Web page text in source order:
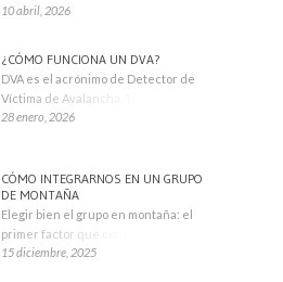
10 abril, 2026
¿CÓMO FUNCIONA UN DVA?
DVA es el acrónimo de Detector de
Víctima de Avalancha. También se
28 enero, 2026
CÓMO INTEGRARNOS EN UN GRUPO
DE MONTAÑA
Elegir bien el grupo en montaña: el
primer factor que condiciona tu
15 diciembre, 2025